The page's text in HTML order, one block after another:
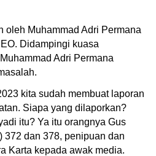
oleh Muhammad Adri Permana
Didampingi kuasa
Adri Permana
kita sudah membuat laporan
Siapa yang dilaporkan?
itu? Ya itu orangnya Gus
372 dan 378, penipuan dan
Karta kepada awak media.